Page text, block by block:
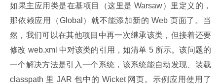
如果主应用类是在基项目（这里是 Warsaw）里定义的，
那依赖应用（Global）就不能添加新的 Web 页面了。当
然，我们可以在其他项目中再一次继承该类，但接着还要
修改 web.xml 中对该类的引用，如清单 5 所示。该问题的
一个解决方法是引入一个系统，该系统能自动发现、装载
classpath 里 JAR 包中的 Wicket 网页。示例应用使用了